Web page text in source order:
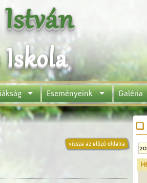
Eseményeink Galéria
vissza az előző oldalra